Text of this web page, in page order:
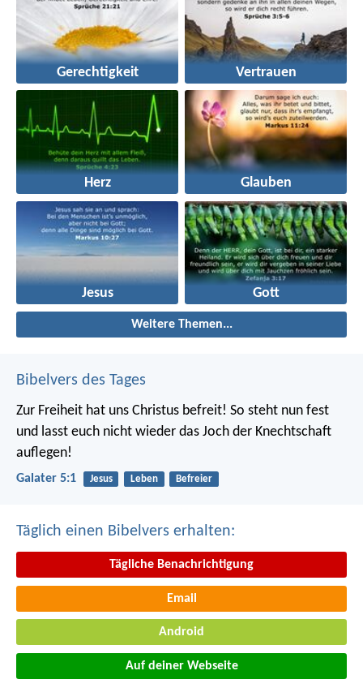
Gerechtigkeit Vertrauen
Herz Glauben
Jesus Gott
Weitere Themen...
Bibelvers des Tages
Zur Freiheit hat uns Christus befreit! So steht nun fest
und lasst euch nicht wieder das Joch der Knechtschaft
auflegen!
Galater 5:1 Jesus Leben Befreier
Täglich einen Bibelvers erhalten:
Tägliche Benachrichtigung
Email
Android
Auf deiner Webseite